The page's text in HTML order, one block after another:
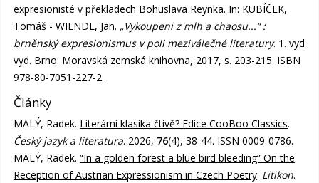
expresionisté v překladech Bohuslava Reynka. In: KUBÍČEK,
Tomáš - WIENDL, Jan. „Vykoupeni z mlh a chaosu...“ :
brněnský expresionismus v poli meziválečné literatury. 1. vyd
vyd. Brno: Moravská zemská knihovna, 2017, s. 203-215. ISBN
978-80-7051-227-2.
Články
MALÝ, Radek. Literární klasika čtivě? Edice CooBoo Classics.
Český jazyk a literatura. 2026, 76(4), 38-44. ISSN 0009-0786.
MALÝ, Radek. “In a golden forest a blue bird bleeding” On the
Reception of Austrian Expressionism in Czech Poetry. Litikon.